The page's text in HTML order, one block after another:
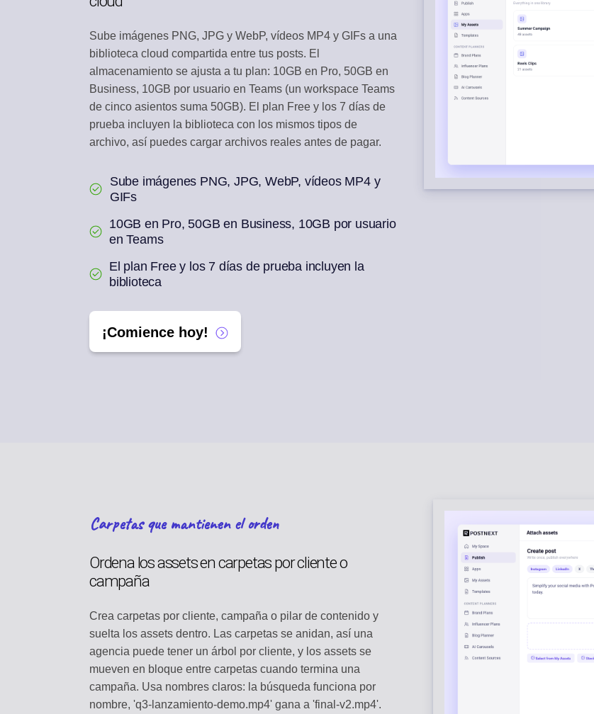
Responde a comentarios sociales
REUTILIZACIÓN CON IA
Un artículo en una semana de publicaciones
Sube imágenes PNG, JPG y WebP, vídeos MP4 y GIFs a una
biblioteca cloud compartida entre tus posts. El
almacenamiento se ajusta a tu plan: 10GB en Pro, 50GB en
Business, 10GB por usuario en Teams (un workspace Teams
de cinco asientos suma 50GB). El plan Free y los 7 días de
prueba incluyen la biblioteca con los mismos tipos de
archivo, así puedes cargar archivos reales antes de pagar.
Sube imágenes PNG, JPG, WebP, vídeos MP4 y
GIFs
10GB en Pro, 50GB en Business, 10GB por usuario
en Teams
El plan Free y los 7 días de prueba incluyen la
biblioteca
¡Comience hoy!
Carpetas que mantienen el orden
Ordena los assets en carpetas por cliente o
campaña
Crea carpetas por cliente, campaña o pilar de contenido y
suelta los assets dentro. Las carpetas se anidan, así una
agencia puede tener un árbol por cliente, y los assets se
mueven en bloque entre carpetas cuando termina una
campaña. Usa nombres claros: la búsqueda funciona por
nombre, 'q3-lanzamiento-demo.mp4' gana a 'final-v2.mp4'.